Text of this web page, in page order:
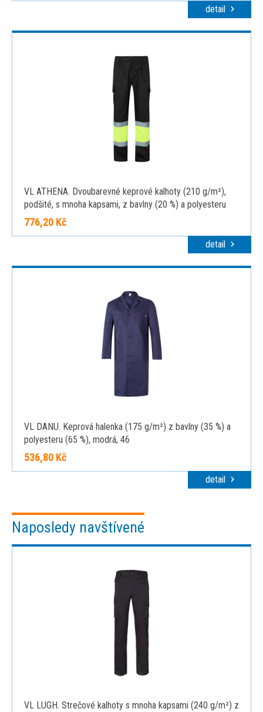
detail
VL ATHENA. Dvoubarevné keprové kalhoty (210 g/m²),
podšité, s mnoha kapsami, z bavlny (20 %) a polyesteru
(80 %), černá, 2XL
776,20 Kč
detail
VL DANU. Keprová halenka (175 g/m²) z bavlny (35 %) a
polyesteru (65 %), modrá, 46
536,80 Kč
detail
Naposledy navštívené
VL LUGH. Strečové kalhoty s mnoha kapsami (240 g/m²) z